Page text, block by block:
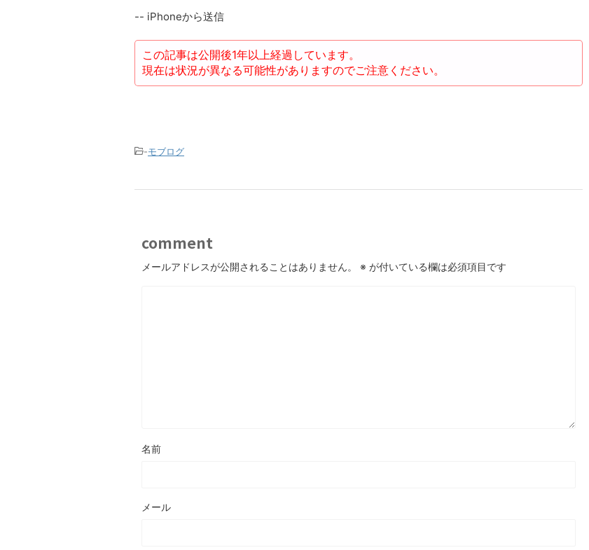
-- iPhoneから送信
この記事は公開後1年以上経過しています。
現在は状況が異なる可能性がありますのでご注意ください。
-モブログ
comment
メールアドレスが公開されることはありません。 ※ が付いている欄は必須項目です
名前
メール